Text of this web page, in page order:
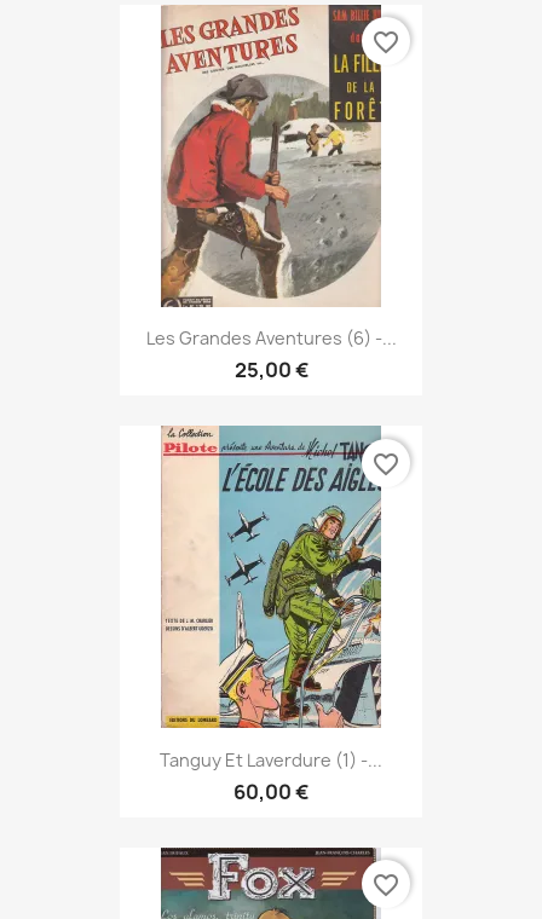
Les Grandes Aventures (6) -...
25,00 €
favorite_border
Tanguy Et Laverdure (1) -...
60,00 €
favorite_border
favorite_border